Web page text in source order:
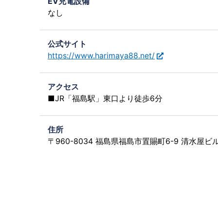
なし
公式サイト
https://www.harimaya88.net/
アクセス
■JR「福島駅」東口より徒歩6分
住所
〒960-8034 福島県福島市置賜町6-9 清水屋ビ